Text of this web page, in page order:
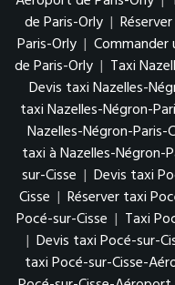
de Paris-Orly |
Paris-Orly |
de Paris-Orly | Taxi
Devis taxi Nazelles-
taxi Nazelles-Négron-
Nazelles-Négron-Paris-
taxi à Nazelles-Négron-
sur-Cisse | Devis taxi
Cisse | Réserver taxi
Pocé-sur-Cisse | Taxi
| Devis taxi Pocé-sur-
taxi Pocé-sur-Cisse-